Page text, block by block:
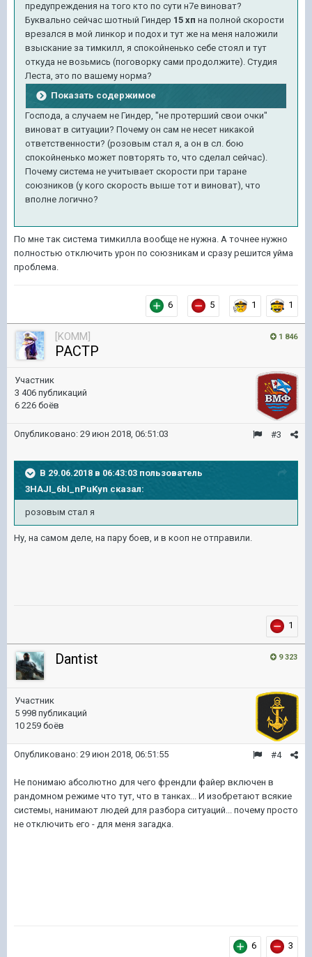
предупреждения на того кто по сути н7е виноват?
Буквально сейчас шотный Гиндер 15 хп на полной скорости
врезался в мой линкор и подох и тут же на меня наложили
взыскание за тимкилл, я спокойненько себе стоял и тут
откуда не возьмись (поговорку сами продолжите). Студия
Леста, это по вашему норма?
Показать содержимое
Господа, а случаем не Гиндер, "не протерший свои очки"
виноват в ситуации? Почему он сам не несет никакой
ответственности? (розовым стал я, а он в сл. бою
спокойненько может повторять то, что сделал сейчас).
Почему система не учитывает скорости при таране
союзников (у кого скорость выше тот и виноват), что
вполне логично?
По мне так система тимкилла вообще не нужна. А точнее нужно
полностью отключить урон по союзникам и сразу решится уйма
проблема.
6 5 1 1
1 846
[KOMM]
PACTP
Участник
3 406 публикаций
6 226 боёв
#3
Опубликовано: 29 июн 2018, 06:51:03
В 29.06.2018 в 06:43:03 пользователь
3HAJI_6bI_nPuKynсказал:
розовым стал я
Ну, на самом деле, на пару боев, и в кооп не отправили.
1
9 323
Dantist
Участник
5 998 публикаций
10 259 боёв
#4
Опубликовано: 29 июн 2018, 06:51:55
Не понимаю абсолютно для чего френдли файер включен в
рандомном режиме что тут, что в танках... И изобретают всякие
системы, нанимают людей для разбора ситуаций... почему просто
не отключить его - для меня загадка.
6 3